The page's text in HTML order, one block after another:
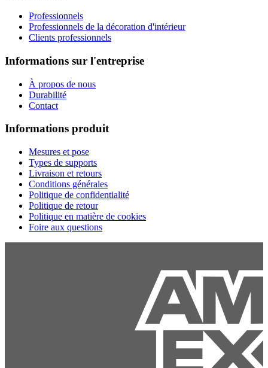
Professionnels
Professionnels de la décoration d'intérieur
Clients professionnels
Informations sur l'entreprise
À propos de nous
Durabilité
Contact
Informations produit
Mesures et pose
Types de supports
Livraison et retours
Conditions générales
Politique de confidentialité
Politique de retour
Politique en matière de cookies
Foire aux questions